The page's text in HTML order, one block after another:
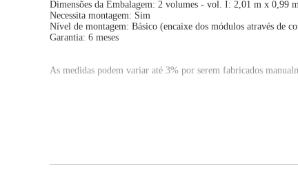
Dimensões da Embalagem: 2 volumes - vol. I: 2,01 m x
Necessita montagem: Sim
Nível de montagem: Básico (encaixe dos módulos através de
Garantia: 6 meses
As medidas podem variar até 3% por serem fabricados